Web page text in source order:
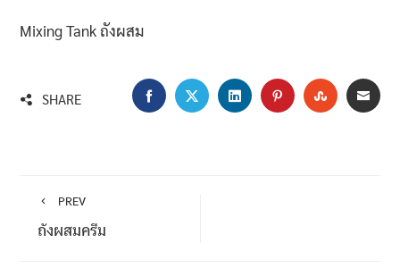
Mixing Tank ถังผสม
SHARE FACEBOOKTWITTERLINKEDINPINTEREST
PREV
ถังผสมครีม